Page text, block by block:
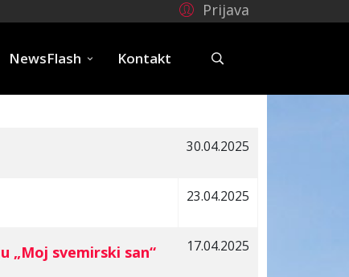
Prijava
NewsFlash Kontakt
30.04.2025
23.04.2025
„Moj svemirski san“ 17.04.2025